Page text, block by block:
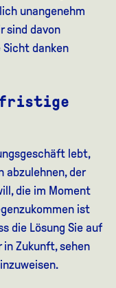
unangenehm
sind davon
Sicht danken
lebt,
abzulehnen, der
die im Moment
ist
die Lösung Sie auf
Zukunft, sehen